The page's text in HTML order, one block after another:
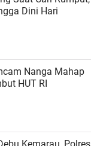
Dini Hari
Nanga Mahap
HUT RI